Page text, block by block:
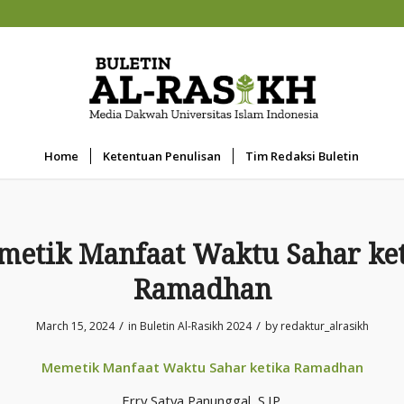
Home Ketentuan Penulisan Tim Redaksi Buletin
Manfaat Waktu Sahar
Ramadhan
March 15, 2024 / in Buletin Al-Rasikh 2024 / by redaktur_alrasikh
Memetik Manfaat Waktu Sahar ketika Ramadhan